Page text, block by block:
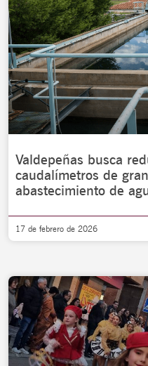
Valdepeñas busca
caudalímetros de
abastecimiento de
17 de febrero de 2026